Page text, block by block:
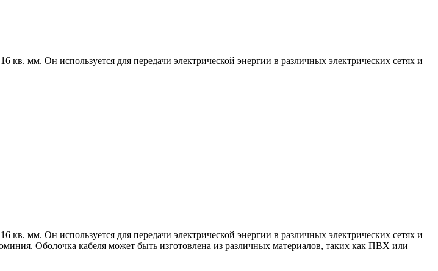
мм. Он используется для передачи электрической энергии в различных электрических сетях и
мм. Он используется для передачи электрической энергии в различных электрических сетях и
Оболочка кабеля может быть изготовлена из различных материалов, таких как ПВХ или